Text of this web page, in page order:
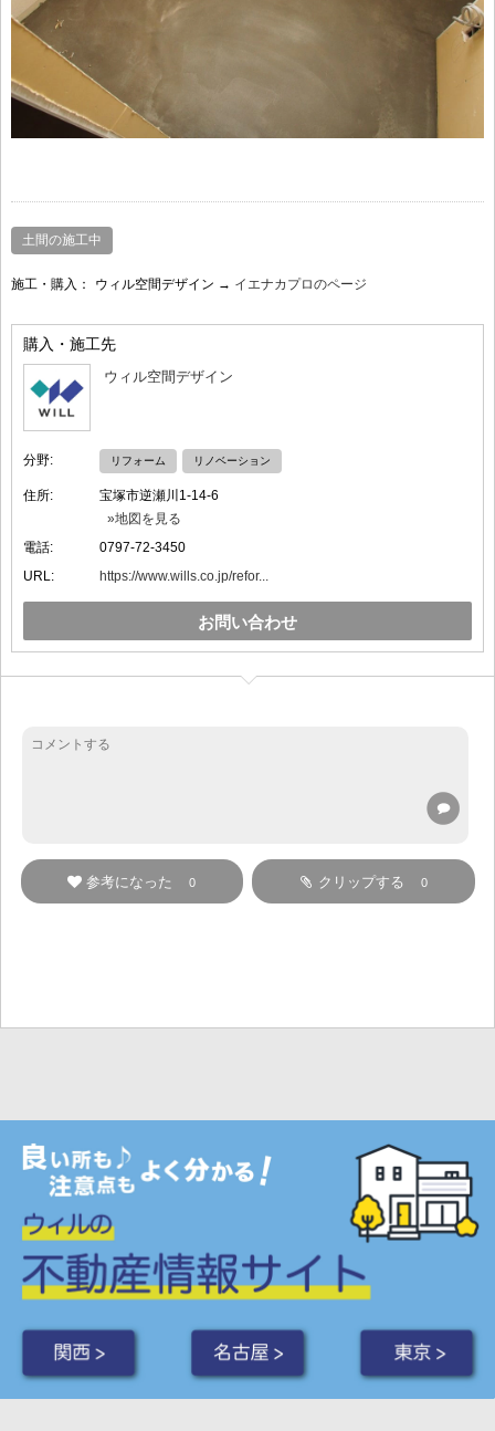
土間の施工中
施工・購入： ウィル空間デザイン → イエナカプロのページ
購入・施工先
ウィル空間デザイン
分野: リフォーム リノベーション
住所:
宝塚市逆瀬川1-14-6
»地図を見る
電話:
0797-72-3450
URL:
https://www.wills.co.jp/refor...
お問い合わせ
クリップする 0
参考になった 0
関西 > 名古屋 > 東京 >